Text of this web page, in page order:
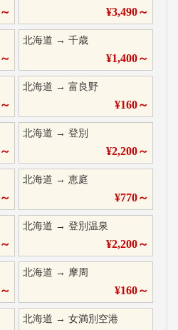
～ ¥3,490～
～
北海道 →千歳
¥1,400～
～
北海道 →富良野
¥160～
～
北海道 →登別
¥2,200～
～
北海道 →恵庭
¥770～
～
北海道 →登別温泉
¥2,200～
～
北海道 → 摩周
¥160～
北海道 →女満別空港